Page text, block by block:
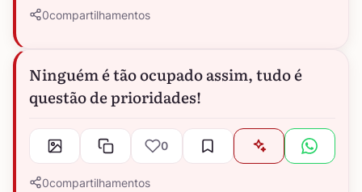
0compartilhamentos
Ninguém é tão ocupado assim, tudo é
questão de prioridades!
0
0compartilhamentos